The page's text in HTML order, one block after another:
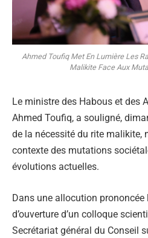
Ahmed Toufiq Met En Lumière Les
Malikite Face Aux
Le ministre des Habous et des
Ahmed Toufiq, a souligné,
de la nécessité du rite malikite,
contexte des mutations
évolutions actuelles.
Dans une allocution prononcée
d’ouverture d’un colloque
Secrétariat général du Conseil